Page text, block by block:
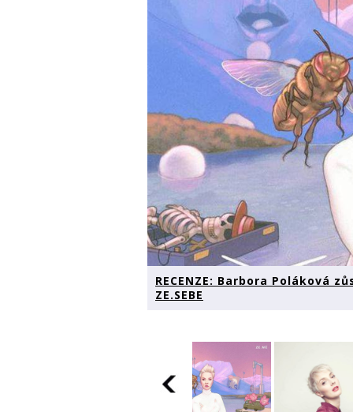
RECENZE: Barbora Poláková
ZE.SEBE